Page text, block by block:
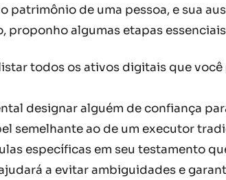
patrimônio de uma pessoa, e sua
proponho algumas etapas
todos os ativos digitais que
designar alguém de confiança
semelhante ao de um executor
específicas em seu testamento
a evitar ambiguidades e